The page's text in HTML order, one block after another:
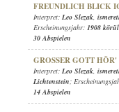
FREUNDLICH BLICK
Interpret: Leo Slezak,
Erscheinungsjahr: 1908 körül
30 Abspielen
GROSSER GOTT
Interpret: Leo Slezak,
Lichtenstein;
14 Abspielen